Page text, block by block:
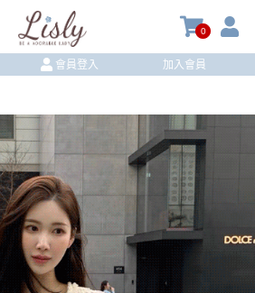
0
會員登入 加入會員